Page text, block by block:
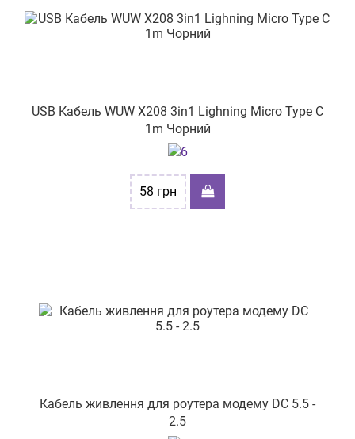
вул. Васильківська 55
вул. Новокримська 1
вул. Київська,62
вул. Соборна 262
пр-т. Аерокосмічний буд.179
вул. Євгена Танцюри 37/43
USB Кабель WUW X208 3in1 Lighning Micro Type C
1m Чорний
58 грн
Кабель живлення для роутера модему DC 5.5 -
2.5